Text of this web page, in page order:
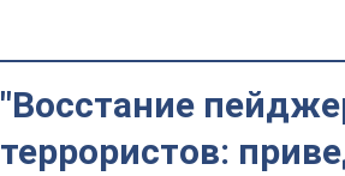
"Восстание
террористов: